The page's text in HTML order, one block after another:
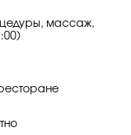
массаж,